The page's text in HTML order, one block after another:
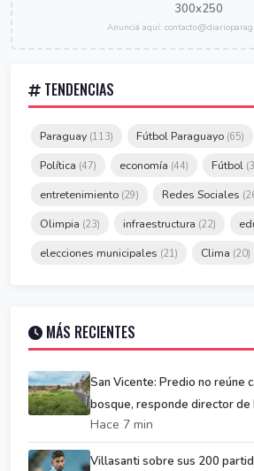
300x250
Anunciá aquí:
TENDENCIAS
Paraguay (113) Fútbol Paraguayo (65)
Política (47) economía (44) Fútbol
entretenimiento (29) Redes Sociales
Olimpia (23) infraestructura (22)
elecciones municipales (21) Clima (20)
MÁS RECIENTES
San Vicente: Predio no reúne
bosque, responde director de
Hace 7 min
Villasanti sobre sus 200